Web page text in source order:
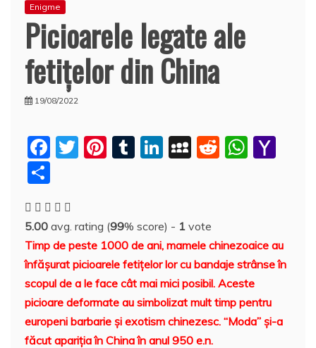
Enigme
Picioarele legate ale
fetiţelor din China
19/08/2022
F
e
b
o
o
k
T
Pi
e
st
T
r
Li
dI
n
M
a
c
e
R
t
W
A
p
p
o
M
rt
aj
e
a
z
ă
5.00 avg. rating (99% score) - 1 vote
Timp de peste 1000 de ani, mamele chinezoaice au
înfăşurat picioarele fetiţelor lor cu bandaje strânse în
scopul de a le face cât mai mici posibil. Aceste
picioare deformate au simbolizat mult timp pentru
europeni barbarie şi exotism chinezesc. “Moda” şi-a
făcut apariţia în China în anul 950 e.n.